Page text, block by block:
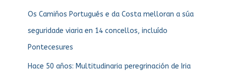
Os Camiños Portugués e da Costa melloran a súa
seguridade viaria en 14 concellos, incluído
Pontecesures
Hace 50 años: Multitudinaria peregrinación de Iria